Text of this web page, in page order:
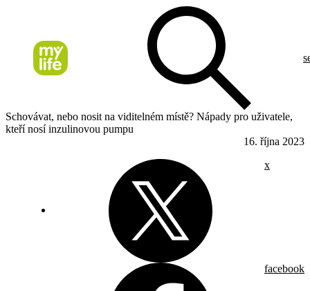
Schovávat, nebo nosit na viditelném místě? Nápady pro uživatele,
kteří nosí inzulinovou pumpu
16. října 2023
x
facebook